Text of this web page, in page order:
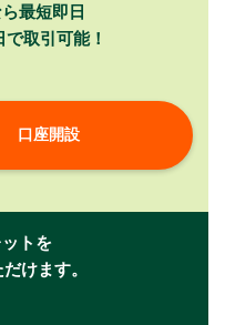
最短即日
取引可能！
口座開設
トを
けます。